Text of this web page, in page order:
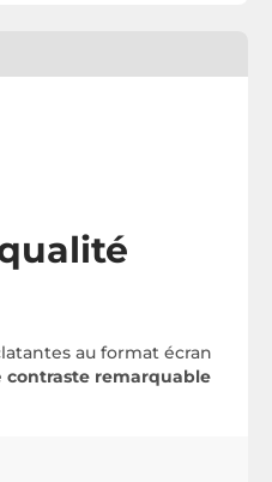
au format écran
contraste remarquable